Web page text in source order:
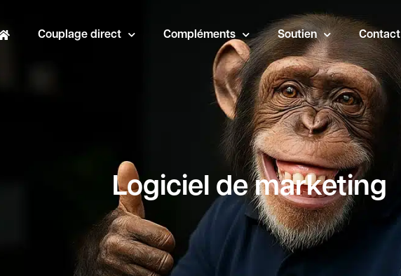
Couplage direct Compléments Soutien Contact
Logiciel de marketing